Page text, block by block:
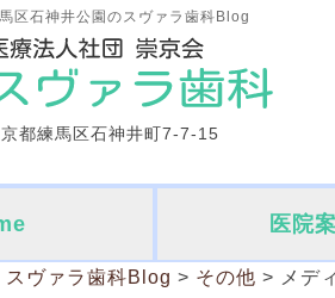
区石神井公園のスヴァラ歯科Blog
都練馬区石神井町7-7-15
医院
スヴァラ歯科Blog > その他 > メデ